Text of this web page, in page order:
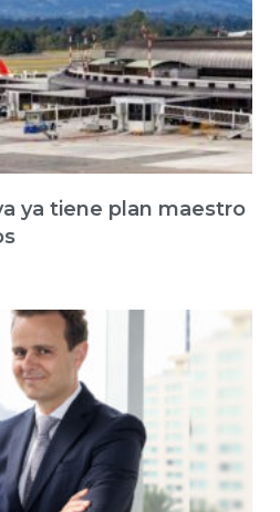
ya tiene plan maestro